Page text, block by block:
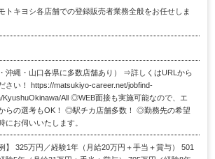
トキヨシ各店舗での登録販売者業務全般をお任せしま
・沖縄・⼭⼝各県に多数店舗あり） ⇒詳しくはURLから
さい！ https://matsukiyo-career.net/jobfind-
KyushuOkinawa/All ◎WEB面接も実施可能なので、エ
らの選考もOK！ ◎駅チカ店舗多数！ ◎勤務先の希望
にお伺いいたします。
】 325万円／経験1年（⽉給20万円＋⼿当＋賞与） 501